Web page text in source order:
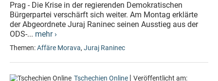
Prag - Die Krise in der regierenden Demokratischen
Bürgerpartei verschärft sich weiter. Am Montag erklärte
der Abgeordnete Juraj Raninec seinen Ausstieg aus der
ODS-... mehr ›
Themen:Affäre Morava, Juraj Raninec
Tschechien Online | Veröffentlicht am: